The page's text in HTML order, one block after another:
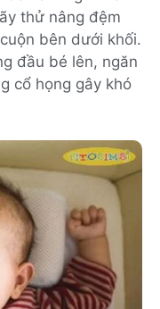
thử nâng đệm
bên dưới khối.
đầu bé lên, ngăn
cổ họng gây khó